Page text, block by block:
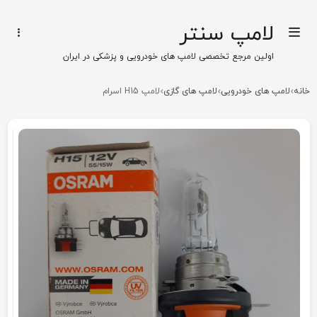
لامپ سنتر
اولین مرجع تخصصی لامپ های خودرویی و پزشکی در ایران
خانه لامپ های خودرویی لامپ های گازی لامپ H15 اسرام